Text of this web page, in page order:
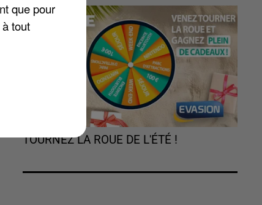
TOURNEZ LA ROUE DE L'ÉTÉ !
que pour
tout